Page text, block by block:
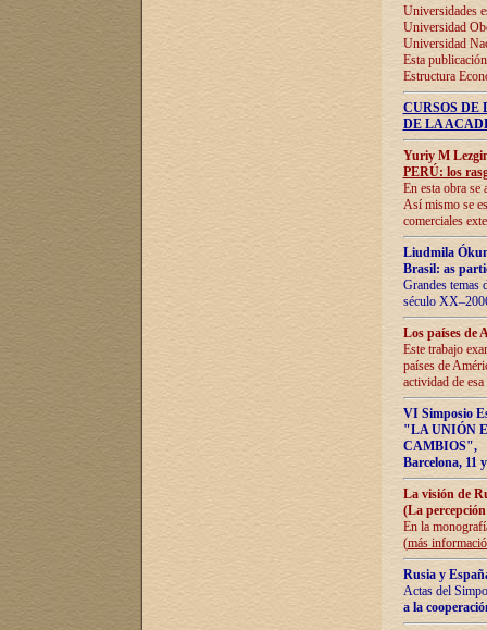
Universidades
Universidad
Universidad
Esta
Estructura
CURSOS
DE LA
Yuriy M
PERÚ: los
En esta obra se
Así mismo se
comerciales
Liudmila
Brasil: as
Grandes temas
século
Los países de
Este trabajo
países de
actividad de
VI Simposio
"LA UNIÓN
CAMBIOS",
Barcelona, 11
La visión de
(La
En la
(más
Rusia y
Actas del
a la